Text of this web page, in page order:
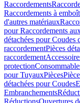
Raccordements
Raccordements à
d'autres matériaux
pour Raccordements
détachées pour Coudes
raccordementPièces
raccordement
protection
pour TuyauxPièces
détachées pour Coudes
Embranchements
RéductionsOuvertures